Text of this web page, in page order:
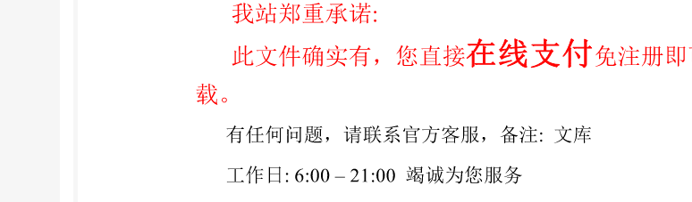
组成的世界性标准化组织。 IEC的宗旨是促进在与电工和电子领域标准化有关问题上
标准、技术规范、技术报告、公开使用规范（PAS）和导则（以下 通称为IEC出版物）
委员 会，只要对制定的标准感兴趣，均可参加其制定工作。与IEC联络的国际、政府和
（ISO）遵照双方协议规定的条件密切合作。 20 IEC有关技术问题的决议或协议是由
尽可能表述对所涉及的问题在国际上的一致意见 3） IEC的出版物以推荐性的方式供
理的努力来保证IEC出版物的正确性，但不对用户的使用以及误解负责。 4）为了促进
版物转化为国家 或地区性标准。IEC标准和相应的国家或地区性标准之间如有任何差异